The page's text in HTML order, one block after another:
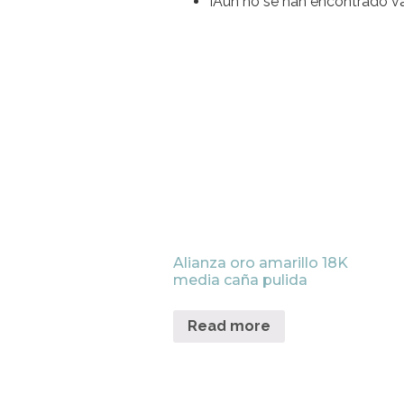
Alianza oro amarillo 18K
media caña pulida
Read more